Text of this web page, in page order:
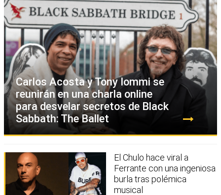
Carlos Acosta y Tony Iommi se
reunirán en una charla online
para desvelar secretos de Black
Sabbath: The Ballet
El Chulo hace viral a
Ferrante con una ingeniosa
burla tras polémica
musical